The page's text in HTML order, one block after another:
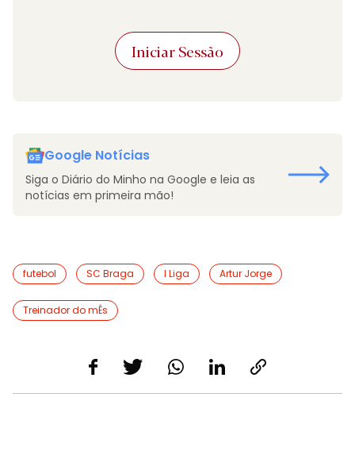
Iniciar Sessão
Google Notícias
Siga o Diário do Minho na Google e leia as
notícias em primeira mão!
futebol SC Braga I Liga Artur Jorge
Treinador do mÊs